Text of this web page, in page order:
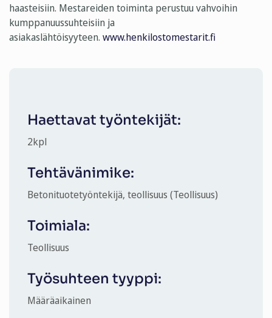
haasteisiin. Mestareiden toiminta perustuu vahvoihin
kumppanuussuhteisiin ja
asiakaslähtöisyyteen. www.henkilostomestarit.fi
Haettavat työntekijät:
2kpl
Tehtävänimike:
Betonituotetyöntekijä, teollisuus (Teollisuus)
Toimiala:
Teollisuus
Työsuhteen tyyppi:
Määräaikainen